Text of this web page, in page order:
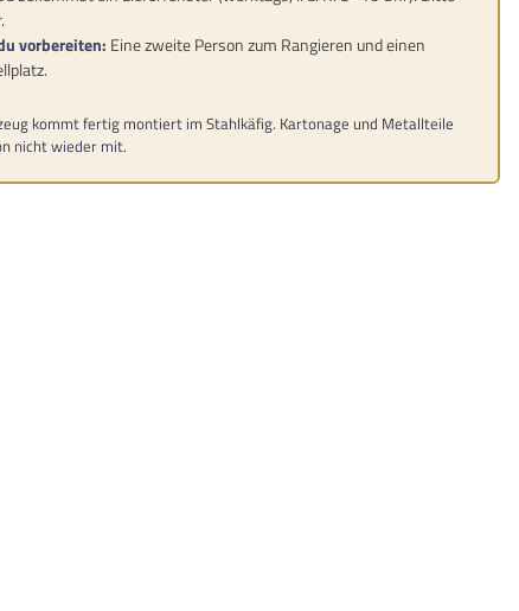
vorbereiten: Eine zweite Person zum Rangieren und einen
kommt fertig montiert im Stahlkäfig. Kartonage und Metallteile
nicht wieder mit.